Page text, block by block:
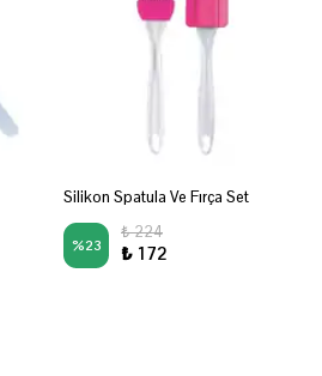
Silikon Spatula Ve Fırça Set
%23
₺ 224
₺ 172